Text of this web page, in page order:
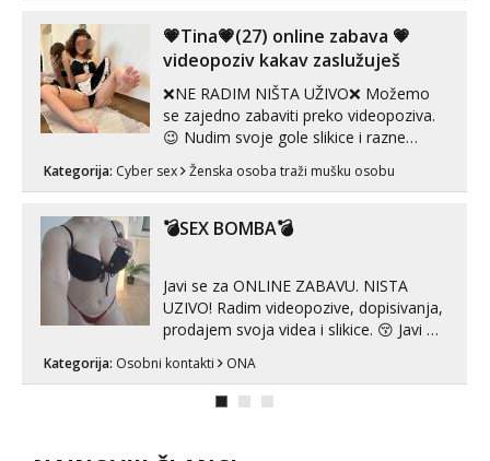
💗Tina💗(27) online zabava 💗
videopoziv kakav zaslužuješ
❌NE RADIM NIŠTA UŽIVO❌ Možemo
se zajedno zabaviti preko videopoziva.
😉 Nudim svoje gole slikice i razne
videouradke. 🤩 Za online zabavu pošalji
poruku na Whatsapp, Telegram ili Viber.
autentičnosti možeš me vidjeti na
Kategorija: Cyber sex Ženska osoba traži mušku osobu
💣SEX BOMBA💣
Javi se za ONLINE ZABAVU. NISTA
UZIVO! Radim videopozive, dopisivanja,
prodajem svoja videa i slikice. 😚 Javi mi
Telegram. +385 91 723 0045
Kategorija: Osobni kontakti ONA